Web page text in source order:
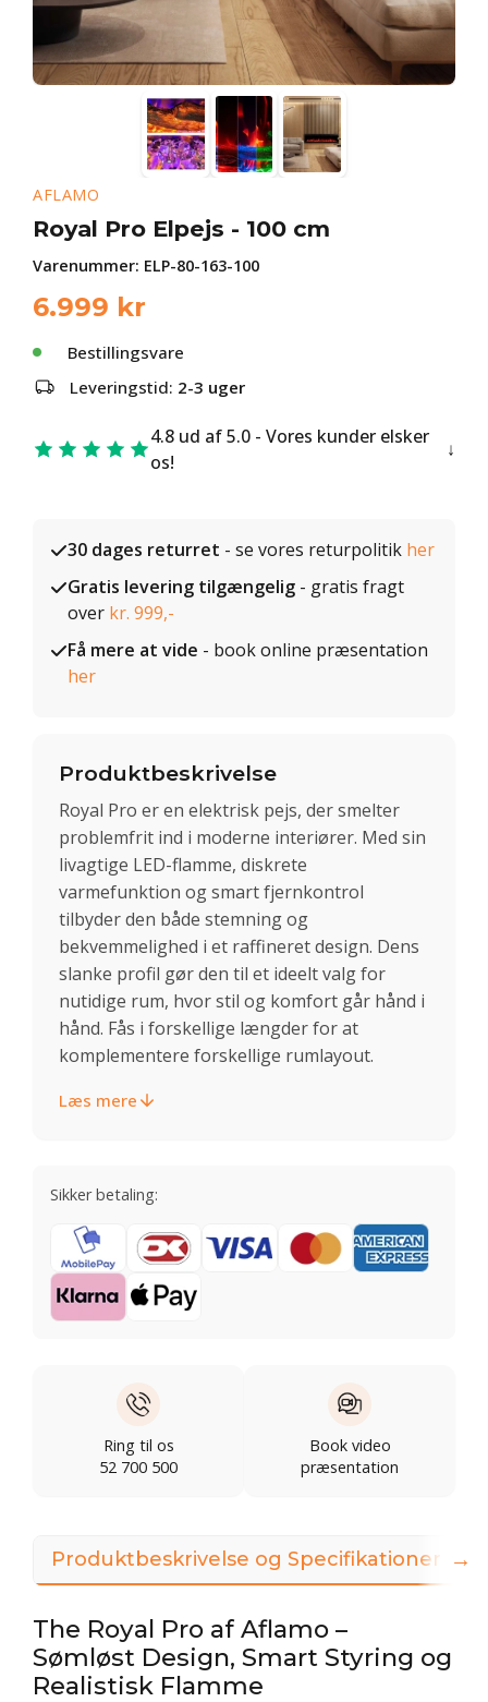
AFLAMO
Royal Pro Elpejs - 100 cm
Varenummer: ELP-80-163-100
6.999 kr
Bestillingsvare
Leveringstid: 2-3 uger
4.8 ud af 5.0 - Vores kunder elsker
os!
30 dages returret - se vores returpolitik her
Gratis levering tilgængelig - gratis fragt
over kr. 999,-
Få mere at vide - book online præsentation
her
Produktbeskrivelse
Royal Pro er en elektrisk pejs, der smelter
problemfrit ind i moderne interiører. Med sin
livagtige LED-flamme, diskrete
varmefunktion og smart fjernkontrol
tilbyder den både stemning og
bekvemmelighed i et raffineret design. Dens
slanke profil gør den til et ideelt valg for
nutidige rum, hvor stil og komfort går hånd i
hånd. Fås i forskellige længder for at
komplementere forskellige rumlayout.
Læs mere
Sikker betaling:
Ring til os
52 700 500
Book video
præsentation
Produktbeskrivelse og Specifikationer
The Royal Pro af Aflamo –
Sømløst Design, Smart Styring og
Realistisk Flamme
→